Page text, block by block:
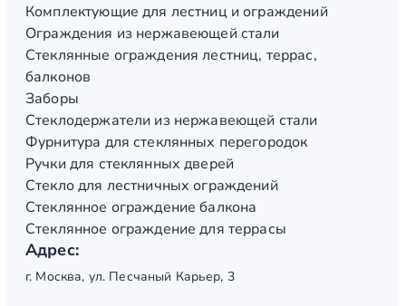
Комплектующие для лестниц и ограждений
Ограждения из нержавеющей стали
Стеклянные ограждения лестниц, террас,
балконов
Заборы
Стеклодержатели из нержавеющей стали
Фурнитура для стеклянных перегородок
Ручки для стеклянных дверей
Стекло для лестничных ограждений
Стеклянное ограждение балкона
Стеклянное ограждение для террасы
Адрес:
г. Москва, ул. Песчаный Карьер, 3